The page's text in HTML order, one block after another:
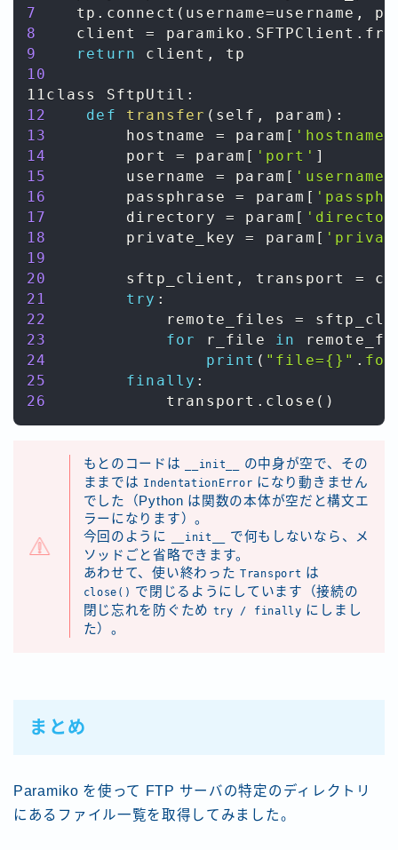
7
    tp
. connect ( username=username ,
8
    client
= paramiko . SFTPClient .
9
return client ,
10
11class SftpUtil :
12
def transfer ( self , param ) :
13
        hostname
= param 'hostname'
14
        port
= param 'port'
15
        username
= param 'username'
16
        passphrase
= param
17
        directory
= param
18
        private_key
= param
19
20
        sftp_client
, transport =
21
try :
22
            remote_files
=
23
for r_file in
24
print ( "file={}" .
25
finally :
26
            transport
. close ( )
もとのコードは __init__
の中身が空で、その
ままでは IndentationError になり動きません
でした（Python は関数の本体が空だと構文エ
ラーになります）。
今回のように
__init__
で何もしないなら、メ
ソッドごと省略できます。
あわせて、使い終わったTransport は
close() で閉じるようにしています（接続の
閉じ忘れを防ぐため try / finally にしまし
た）。
まとめ
Paramiko を使って FTP サーバの特定のディレクトリ
にあるファイル一覧を取得してみました。